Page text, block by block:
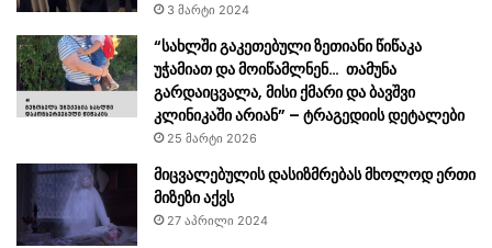
3 მარტი 2024
“სახლში გაკეთებული ზეთიანი წიწაკა
უჭამიათ და მოიწამლნენ… თამუნა
გარდაიცვალა, მისი ქმარი და ბავშვი
კლინიკაში არიან” – ტრაგედიის დეტალები
25 მარტი 2026
მიცვალებულის დასიზმრებას მხოლოდ ერთი
მიზეზი აქვს
27 აპრილი 2024